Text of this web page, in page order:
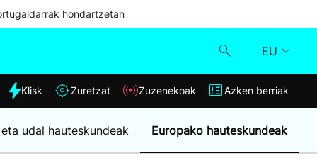
hondartzetan
EU
Klisk
Zuzenekoak
Klisk Zuretzat Zuzenekoak Azken berriak
udal hauteskundeak Europako hauteskundeak